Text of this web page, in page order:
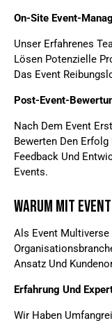
On-Site Event-
Unser Erfahrenes
Lösen Potenzielle
Das Event
Post-Event-
Nach Dem Event
Bewerten Den
Feedback Und
Events.
Warum Mit
Als Event Multiverse
Ansatz Und
Erfahrung Und
Wir Haben